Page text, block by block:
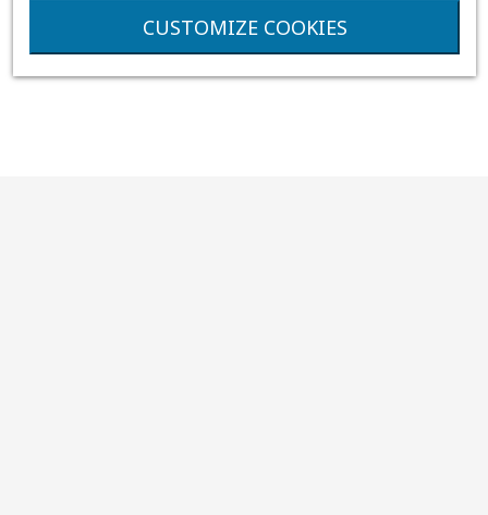
CUSTOMIZE COOKIES